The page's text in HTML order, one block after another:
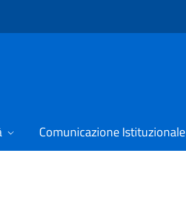
Comunicazione Istituzionale